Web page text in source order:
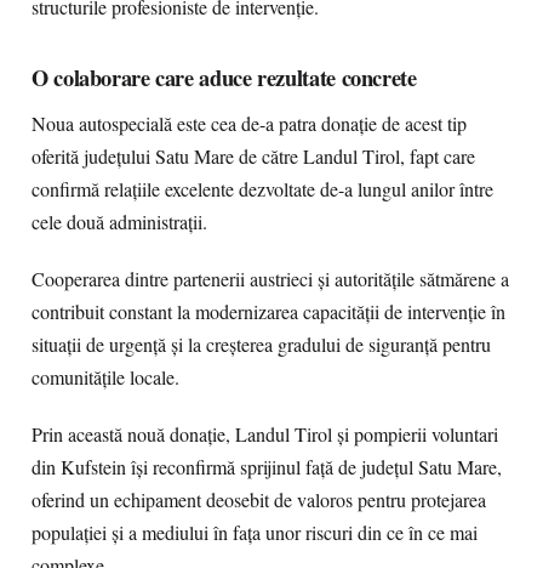
structurile profesioniste de intervenție.
O colaborare care aduce rezultate concrete
Noua autospecială este cea de-a patra donație de acest tip
oferită județului Satu Mare de către Landul Tirol, fapt care
confirmă relațiile excelente dezvoltate de-a lungul anilor între
cele două administrații.
Cooperarea dintre partenerii austrieci și autoritățile sătmărene a
contribuit constant la modernizarea capacității de intervenție în
situații de urgență și la creșterea gradului de siguranță pentru
comunitățile locale.
Prin această nouă donație, Landul Tirol și pompierii voluntari
din Kufstein își reconfirmă sprijinul față de județul Satu Mare,
oferind un echipament deosebit de valoros pentru protejarea
populației și a mediului în fața unor riscuri din ce în ce mai